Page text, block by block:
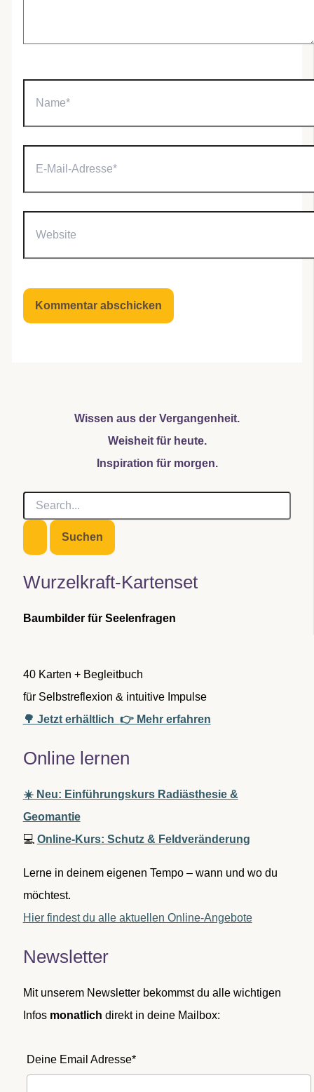
Mail-
Wissen aus der Vergangenheit.
Weisheit für heute.
Inspiration für morgen.
S
c
e
n
h
Wurzelkraft-Kartenset
Baumbilder für Seelenfragen
40 Karten + Begleitbuch
für Selbstreflexion & intuitive Impulse
🌳 Jetzt erhältlich 👉 Mehr erfahren
Online lernen
☀️ Neu: Einführungskurs Radiästhesie &
Geomantie
💻 Online-Kurs: Schutz & Feldveränderung
Lerne in deinem eigenen Tempo – wann und wo du
möchtest.
Hier findest du alle aktuellen Online-Angebote
Newsletter
Mit unserem Newsletter bekommst du alle wichtigen
Infos monatlich direkt in deine Mailbox:
Deine Email Adresse*